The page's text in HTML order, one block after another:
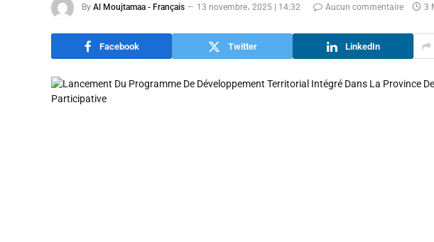
By Al Moujtamaa - Français 13 novembre، 2025 | 14:32 Aucun commentaire 3
Facebook Twitter LinkedIn